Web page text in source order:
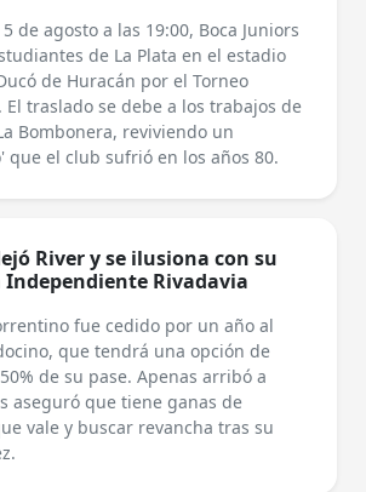
de agosto a las 19:00, Boca Juniors
de La Plata en el estadio
de Huracán por el Torneo
El traslado se debe a los trabajos de
Bombonera, reviviendo un
que el club sufrió en los años 80.
River y se ilusiona con su
Independiente Rivadavia
fue cedido por un año al
que tendrá una opción de
de su pase. Apenas arribó a
aseguró que tiene ganas de
vale y buscar revancha tras su